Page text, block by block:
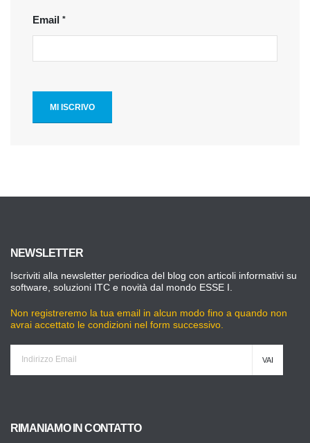
Email
NEWSLETTER
Iscriviti alla newsletter periodica del blog con articoli informativi su
software, soluzioni ITC e novità dal mondo ESSE I.
Non registreremo la tua email in alcun modo fino a quando non
avrai accettato le condizioni nel form successivo.
RIMANIAMO IN CONTATTO